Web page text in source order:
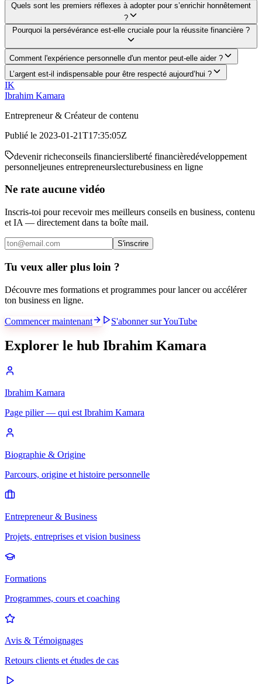
Quels sont les premiers réflexes à adopter pour s’enrichir honnêtement
?
Pourquoi la persévérance est-elle cruciale pour la réussite financière ?
Comment l'expérience personnelle d'un mentor peut-elle aider ?
L’argent est-il indispensable pour être respecté aujourd’hui ?
IK
Ibrahim Kamara
Entrepreneur & Créateur de contenu
Publié le 2023-01-21T17:35:05Z
devenir richeconseils financiersliberté financièredéveloppement
personneljeunes entrepreneurslecturebusiness en ligne
Ne rate aucune vidéo
Inscris-toi pour recevoir mes meilleurs conseils en business, contenu
et IA — directement dans ta boîte mail.
S'inscrire
Tu veux aller plus loin ?
Découvre mes formations et programmes pour lancer ou accélérer
ton business en ligne.
Commencer maintenant S'abonner sur YouTube
Explorer le hub Ibrahim Kamara
Ibrahim Kamara
Page pilier — qui est Ibrahim Kamara
Biographie & Origine
Parcours, origine et histoire personnelle
Entrepreneur & Business
Projets, entreprises et vision business
Formations
Programmes, cours et coaching
Avis & Témoignages
Retours clients et études de cas